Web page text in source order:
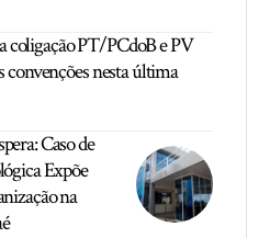
coligação PT/PCdoB e PV
convenções nesta última
Caso de
Expõe
na